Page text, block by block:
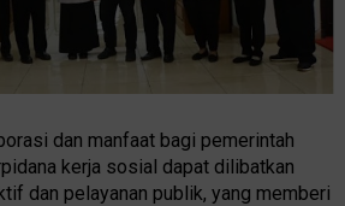
dan manfaat bagi pemerintah
kerja sosial dapat dilibatkan
dan pelayanan publik, yang memberi